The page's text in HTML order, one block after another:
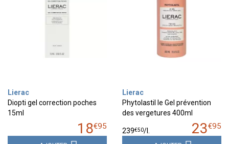
Lierac
Diopti gel correction poches
15ml
18€95
Lierac
Phytolastil le Gel prévention
des vergetures 400ml
23€95
239€50/